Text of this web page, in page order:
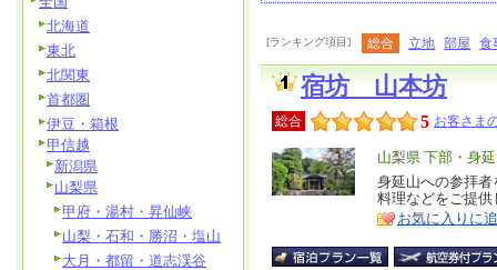
[ランキング項目] 総合 立地 部屋 食
宿坊 山本坊
総合 5 お客さま
エ
リ
ア
山梨県 下部・身
特
徴
身延山への参拝
料理などをご提
お気に入りに
北海道
東北
北関東
首都圏
伊豆・箱根
甲信越
新潟県
山梨県
甲府・湯村・昇仙峡
山梨・石和・勝沼・塩山
大月・都留・道志渓谷